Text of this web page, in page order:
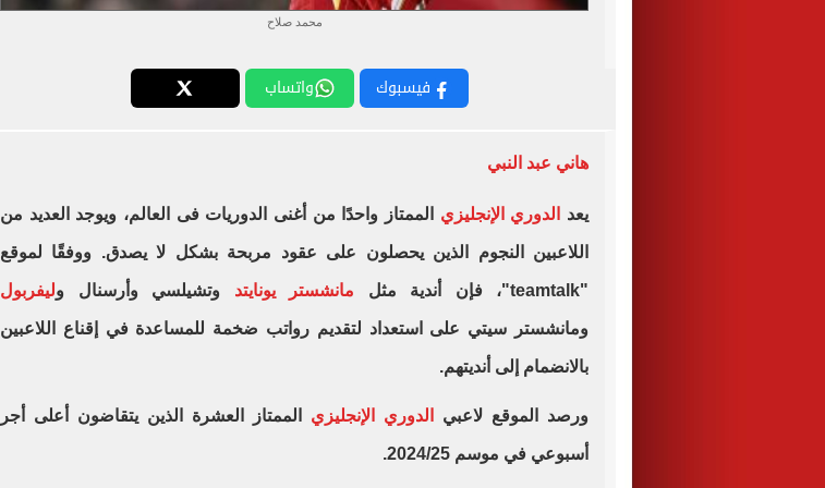
محمد صلاح
فيسبوك واتساب
هاني عبد النبي
يعد الدوري الإنجليزي الممتاز واحدًا من أغنى الدوريات فى العالم، ويوجد العديد من
اللاعبين النجوم الذين يحصلون على عقود مربحة بشكل لا يصدق. ووفقًا لموقع
"teamtalk"، فإن أندية مثل مانشستر يونايتد وتشيلسي وأرسنال وليفربول
ومانشستر سيتي على استعداد لتقديم رواتب ضخمة للمساعدة في إقناع اللاعبين
بالانضمام إلى أنديتهم.
ورصد الموقع لاعبي الدوري الإنجليزي الممتاز العشرة الذين يتقاضون أعلى أجر
أسبوعي في موسم 2024/25.